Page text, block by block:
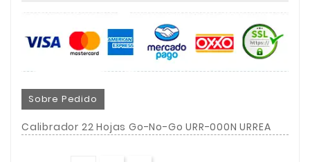
Sobre Pedido
Calibrador 22 Hojas Go-No-Go URR-000N URREA